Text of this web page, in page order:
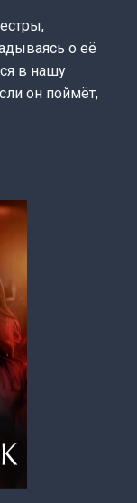
о её
в нашу
он поймёт,